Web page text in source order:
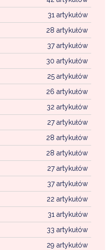
31 artykułów
28 artykułów
37 artykułów
30 artykułów
25 artykułów
26 artykułów
32 artykułów
27 artykułów
28 artykułów
28 artykułów
27 artykułów
37 artykułów
22 artykułów
31 artykułów
33 artykułów
29 artykułów